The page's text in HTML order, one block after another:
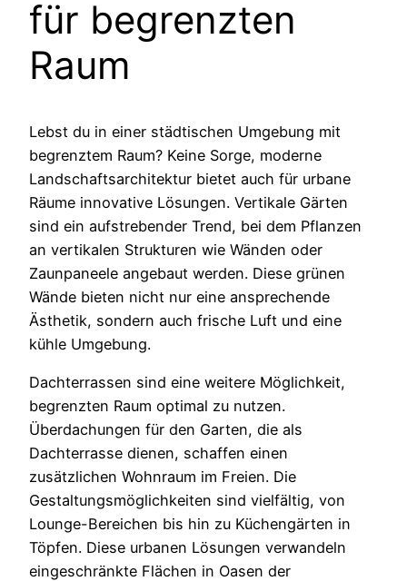
für begrenzten
Raum
Lebst du in einer städtischen Umgebung mit
begrenztem Raum? Keine Sorge, moderne
Landschaftsarchitektur bietet auch für urbane
Räume innovative Lösungen. Vertikale Gärten
sind ein aufstrebender Trend, bei dem Pflanzen
an vertikalen Strukturen wie Wänden oder
Zaunpaneele angebaut werden. Diese grünen
Wände bieten nicht nur eine ansprechende
Ästhetik, sondern auch frische Luft und eine
kühle Umgebung.
Dachterrassen sind eine weitere Möglichkeit,
begrenzten Raum optimal zu nutzen.
Überdachungen für den Garten, die als
Dachterrasse dienen, schaffen einen
zusätzlichen Wohnraum im Freien. Die
Gestaltungsmöglichkeiten sind vielfältig, von
Lounge-Bereichen bis hin zu Küchengärten in
Töpfen. Diese urbanen Lösungen verwandeln
eingeschränkte Flächen in Oasen der